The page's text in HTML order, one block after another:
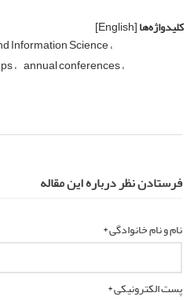
کلیدواژه‌ها[English]
Information Science
annual conferences
فرستادن نظر درباره این مقاله
نام و نام خانوادگی *
پست الکترونیکی *